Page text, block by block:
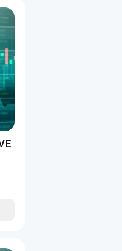
었습니다.